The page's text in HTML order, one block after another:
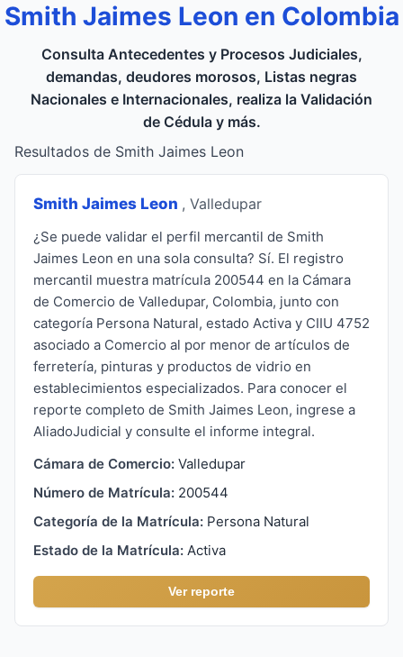
Smith Jaimes Leon en Colombia
Consulta Antecedentes y Procesos Judiciales,
demandas, deudores morosos, Listas negras
Nacionales e Internacionales, realiza la Validación
de Cédula y más.
Resultados de Smith Jaimes Leon
Smith Jaimes Leon , Valledupar
¿Se puede validar el perfil mercantil de Smith
Jaimes Leon en una sola consulta? Sí. El registro
mercantil muestra matrícula 200544 en la Cámara
de Comercio de Valledupar, Colombia, junto con
categoría Persona Natural, estado Activa y CIIU 4752
asociado a Comercio al por menor de artículos de
ferretería, pinturas y productos de vidrio en
establecimientos especializados. Para conocer el
reporte completo de Smith Jaimes Leon, ingrese a
AliadoJudicial y consulte el informe integral.
Cámara de Comercio: Valledupar
Número de Matrícula: 200544
Categoría de la Matrícula: Persona Natural
Estado de la Matrícula: Activa
Ver reporte